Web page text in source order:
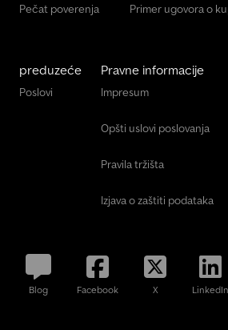
Pečat poverenja Primer ugovora o
preduzeće
Poslovi
Pravne informacije
Impresum
Opšti uslovi poslovanja
Pravila tržišta
Izjava o zaštiti podataka
Blog Facebook X LinkedIn